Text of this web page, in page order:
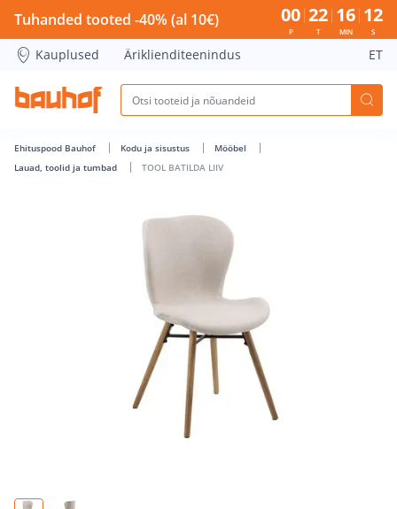
TOOL BATILDA LIIV - Bauhof has loaded
Tuhanded tooted -40% (al 10€) 00
P
22
T
16
MIN
11
S
Kauplused Äriklienditeenindus ET
Ehituspood Bauhof Kodu ja sisustus
Mööbel
Lauad, toolid ja tumbad
TOOL BATILDA LIIV